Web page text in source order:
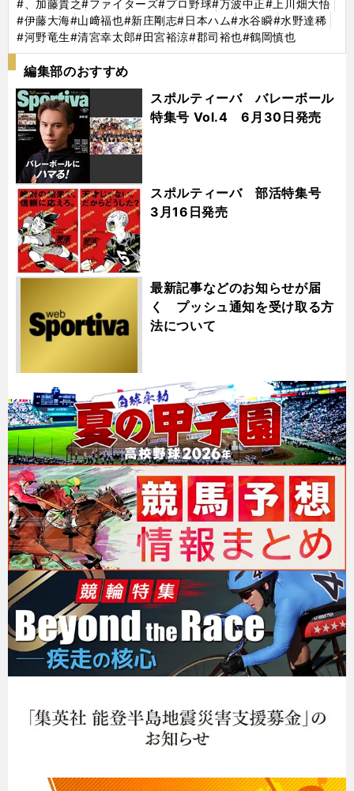
#、加藤貴之#ファイターズ#プロ野球#万波中正#上川畑大悟
#伊藤大海#山﨑福也#新庄剛志#日本ハム#水谷瞬#水野達稀
#河野竜生#清宮幸太郎#田宮裕涼#郡司裕也#鶴岡慎也
編集部のおすすめ
スポルティーバ バレーボール
特集号 Vol.4 6月30日発売
スポルティーバ 部活特集号
3月16日発売
最新記事などのお知らせが届
く プッシュ通知を受け取る方
法について